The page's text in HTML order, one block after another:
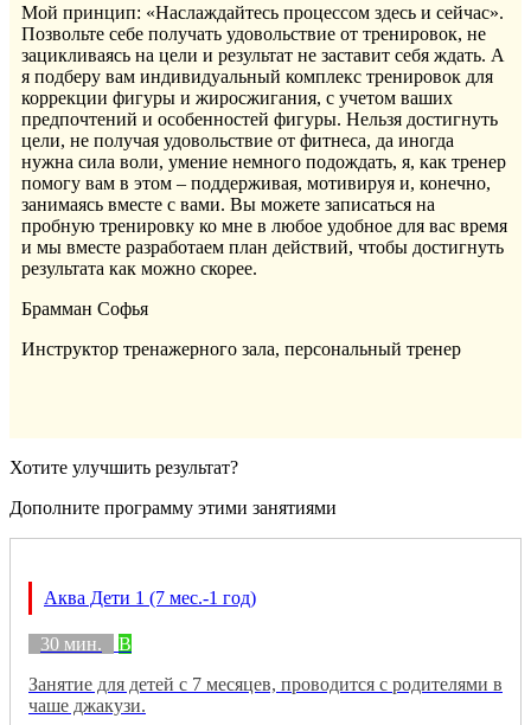
Мой принцип: «Наслаждайтесь процессом здесь и сейчас».
Позвольте себе получать удовольствие от тренировок, не
зацикливаясь на цели и результат не заставит себя ждать. А
я подберу вам индивидуальный комплекс тренировок для
коррекции фигуры и жиросжигания, с учетом ваших
предпочтений и особенностей фигуры. Нельзя достигнуть
цели, не получая удовольствие от фитнеса, да иногда
нужна сила воли, умение немного подождать, я, как тренер
помогу вам в этом – поддерживая, мотивируя и, конечно,
занимаясь вместе с вами. Вы можете записаться на
пробную тренировку ко мне в любое удобное для вас время
и мы вместе разработаем план действий, чтобы достигнуть
результата как можно скорее.
Брамман Софья
Инструктор тренажерного зала, персональный тренер
Хотите улучшить результат?
Дополните программу этими занятиями
Аква Дети 1 (7 мес.-1 год)
30 мин.
B
Занятие для детей с 7 месяцев, проводится с родителями в
чаше джакузи.